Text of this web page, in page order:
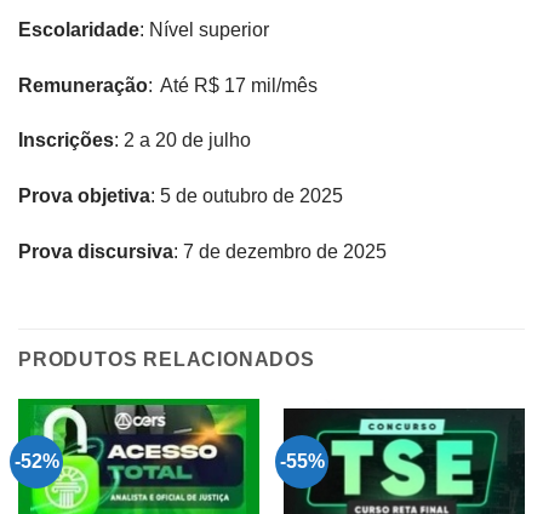
Escolaridade: Nível superior
Remuneração: Até R$ 17 mil/mês ​
Inscrições: 2 a 20 de julho
Prova objetiva: 5 de outubro de 2025
Prova discursiva: 7 de dezembro de 2025
PRODUTOS RELACIONADOS
-52% -55%